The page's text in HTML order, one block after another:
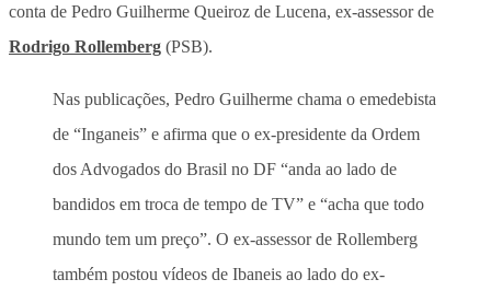
conta de Pedro Guilherme Queiroz de Lucena, ex-assessor de
Rodrigo Rollemberg (PSB).
Nas publicações, Pedro Guilherme chama o emedebista
de “Inganeis” e afirma que o ex-presidente da Ordem
dos Advogados do Brasil no DF “anda ao lado de
bandidos em troca de tempo de TV” e “acha que todo
mundo tem um preço”. O ex-assessor de Rollemberg
também postou vídeos de Ibaneis ao lado do ex-